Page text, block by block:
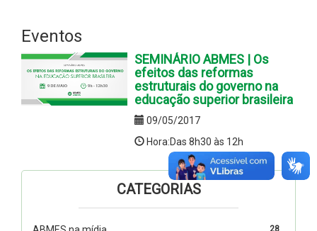
Eventos
SEMINÁRIO ABMES | Os
efeitos das reformas
estruturais do governo na
educação superior brasileira
09/05/2017
Hora:Das 8h30 às 12h
CATEGORIAS
28